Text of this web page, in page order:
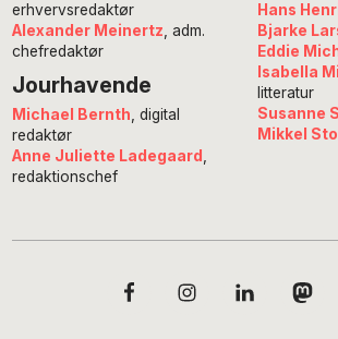
erhvervsredaktør
Alexander Meinertz, adm.
chefredaktør
Jourhavende
Michael Bernth , digital
redaktør
Anne Juliette Ladegaard
redaktionschef
Hans
Bjarke
Eddie
Isabella
litteratur
Susanne
Mikkel